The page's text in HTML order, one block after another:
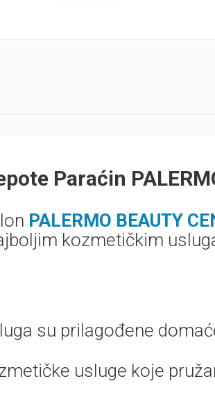
Paraćin
PALERMO BEAUTY
kozmetičkim
su prilagođene
usluge koje